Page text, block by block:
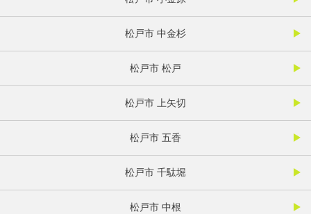
松戸市 中金杉
松戸市 松戸
松戸市 上矢切
松戸市 五香
松戸市 千駄堀
松戸市 中根